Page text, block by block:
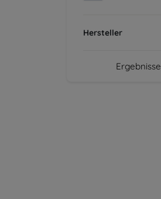
Hersteller
Ergebnisse